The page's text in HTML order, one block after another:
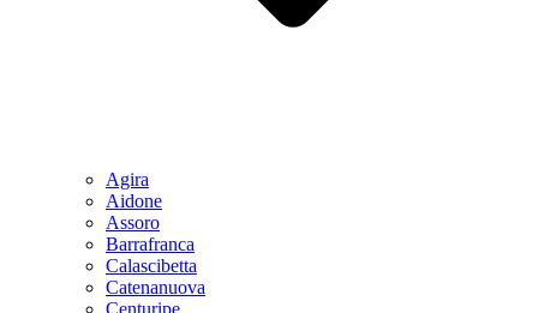
Agira
Aidone
Assoro
Barrafranca
Calascibetta
Catenanuova
Centuripe